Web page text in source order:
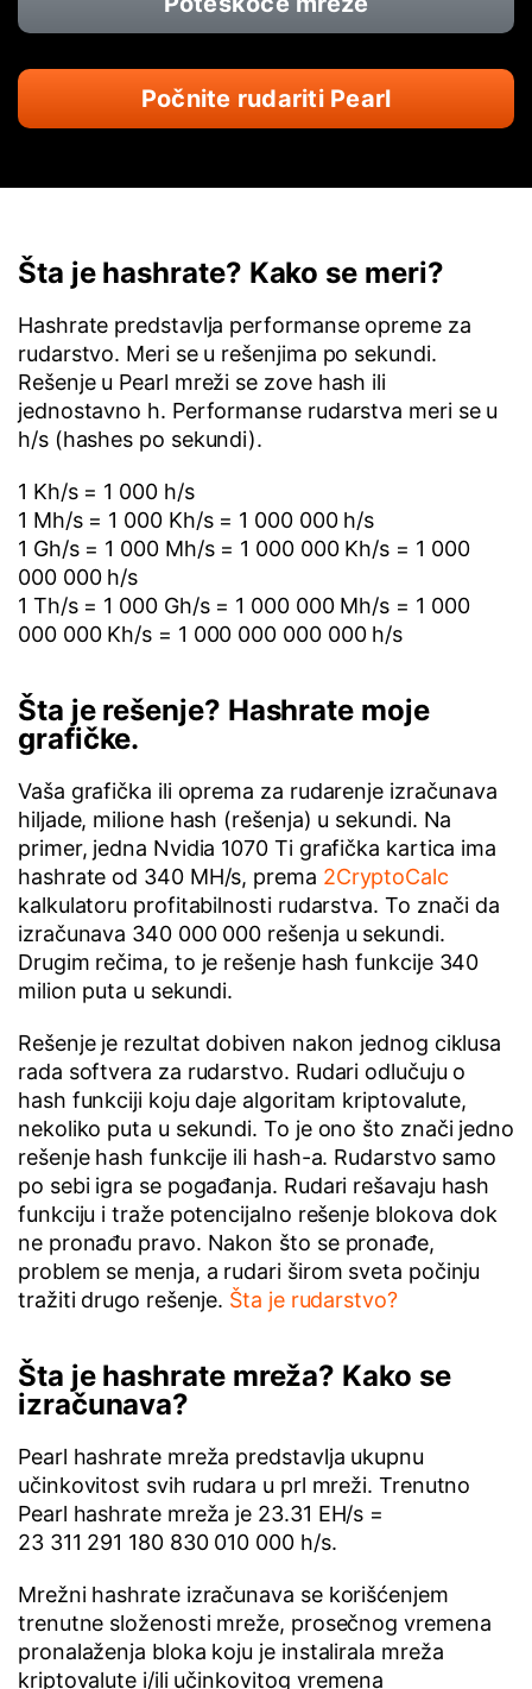
Počnite rudariti Pearl
Šta je hashrate? Kako se meri?
Hashrate predstavlja performanse opreme za
rudarstvo. Meri se u rešenjima po sekundi.
Rešenje u Pearl mreži se zove hash ili
jednostavno h. Performanse rudarstva meri se u
h/s (hashes po sekundi).
1 Kh/s = 1 000 h/s
1 Mh/s = 1 000 Kh/s = 1 000 000 h/s
1 Gh/s = 1 000 Mh/s = 1 000 000 Kh/s = 1 000
000 000 h/s
1 Th/s = 1 000 Gh/s = 1 000 000 Mh/s = 1 000
000 000 Kh/s = 1 000 000 000 000 h/s
Šta je rešenje? Hashrate moje
grafičke.
Vaša grafička ili oprema za rudarenje izračunava
hiljade, milione hash (rešenja) u sekundi. Na
primer, jedna Nvidia 1070 Ti grafička kartica ima
hashrate od 340 MH/s, prema 2CryptoCalc
kalkulatoru profitabilnosti rudarstva. To znači da
izračunava 340 000 000 rešenja u sekundi.
Drugim rečima, to je rešenje hash funkcije 340
milion puta u sekundi.
Rešenje je rezultat dobiven nakon jednog ciklusa
rada softvera za rudarstvo. Rudari odlučuju o
hash funkciji koju daje algoritam kriptovalute,
nekoliko puta u sekundi. To je ono što znači jedno
rešenje hash funkcije ili hash-a. Rudarstvo samo
po sebi igra se pogađanja. Rudari rešavaju hash
funkciju i traže potencijalno rešenje blokova dok
ne pronađu pravo. Nakon što se pronađe,
problem se menja, a rudari širom sveta počinju
tražiti drugo rešenje. Šta je rudarstvo?
Šta je hashrate mreža? Kako se
izračunava?
Pearl hashrate mreža predstavlja ukupnu
učinkovitost svih rudara u prl mreži. Trenutno
Pearl hashrate mreža je 23.31 EH/s =
23 311 291 180 830 010 000 h/s.
Mrežni hashrate izračunava se korišćenjem
trenutne složenosti mreže, prosečnog vremena
pronalaženja bloka koju je instalirala mreža
kriptovalute i/ili učinkovitog vremena